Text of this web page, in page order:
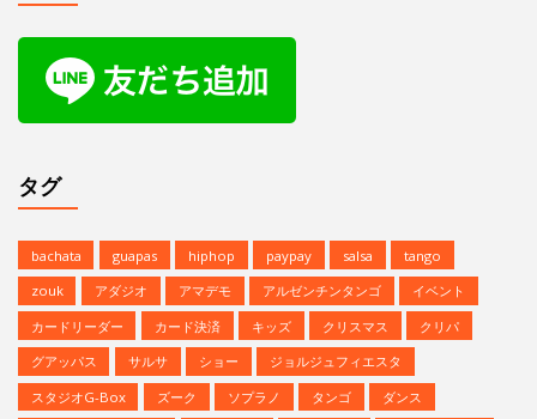
タグ
bachata guapas hiphop paypay salsa
tango
zouk
アダジオ アマデモ アルゼンチンタンゴ
イベント
カードリーダー
カード決済 キッズ クリスマス
クリパ
グアッパス
サルサ ショー
ジョルジュフィエスタ
スタジオG-Box
ズーク ソプラノ タンゴ ダンス